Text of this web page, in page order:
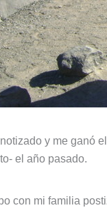
y me ganó
el año pasado.
con mi familia